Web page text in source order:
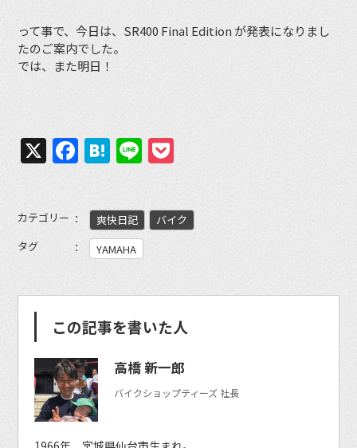
って事で、今日は、SR400 Final Edition が発表になりまし
たのご案内でした。
では、また明日！
X Facebook
Hatena
Line
カテゴリー 爽快日記
バイク
タグ
YAMAHA
この記事を書いた人
高橋 新一郎
バイクショップティーズ 社長